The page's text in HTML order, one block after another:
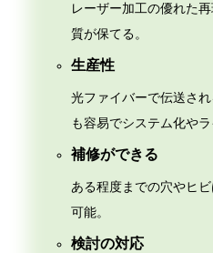
レーザー加工の優れた
質が保てる。
生産性
光ファイバーで伝送さ
も容易でシステム化やラ
補修ができる
ある程度までの穴やヒ
可能。
検討の対応